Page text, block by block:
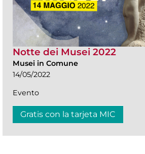
Notte dei Musei 2022
Musei in Comune
14/05/2022
Evento
Gratis con la tarjeta MIC